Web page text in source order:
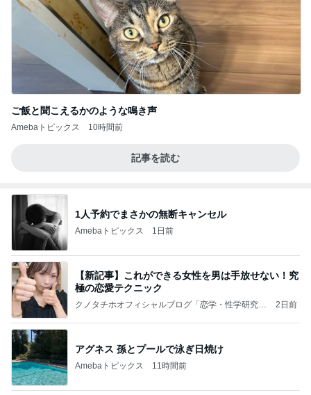
ご飯と聞こえるかのような鳴き声
Amebaトピックス 10時間前
記事を読む
1人予約でまさかの無断キャンセル
Amebaトピックス 1日前
【新記事】これができる女性を男は手放せない！究
極の恋愛テクニック
クノタチホオフィシャルブログ「恋学・性学研究
2日前
アグネス 孫とプールで泳ぎ日焼け
Amebaトピックス 11時間前